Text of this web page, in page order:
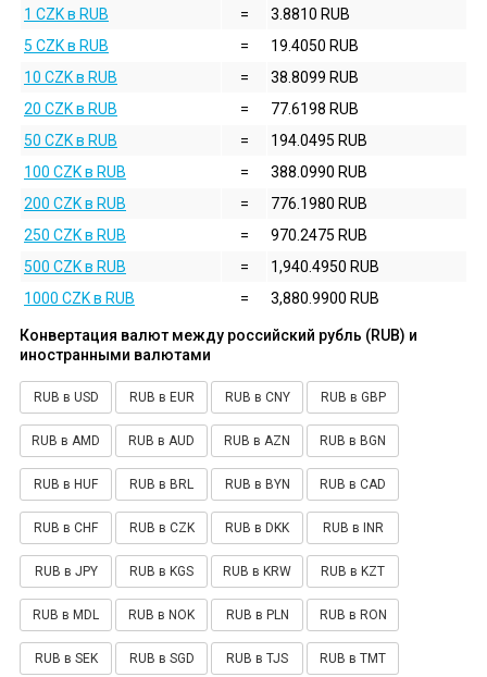
1 CZK в RUB
=
3.8810 RUB
5 CZK в RUB
=
19.4050 RUB
10 CZK в RUB
=
38.8099 RUB
20 CZK в RUB
=
77.6198 RUB
50 CZK в RUB
=
194.0495 RUB
100 CZK в RUB
=
388.0990 RUB
200 CZK в RUB
=
776.1980 RUB
250 CZK в RUB
=
970.2475 RUB
500 CZK в RUB
=
1,940.4950 RUB
1000 CZK в RUB
= 3,880.9900 RUB
Конвертация валют между российский рубль (RUB) и
иностранными валютами
RUB в USD RUB в EUR RUB в CNY RUB в GBP
RUB в AMD RUB в AUD RUB в AZN RUB в BGN
RUB в HUF RUB в BRL RUB в BYN RUB в CAD
RUB в CHF RUB в CZK RUB в DKK RUB в INR
RUB в JPY RUB в KGS RUB в KRW RUB в KZT
RUB в MDL RUB в NOK RUB в PLN RUB в RON
RUB в SEK RUB в SGD RUB в TJS RUB в TMT